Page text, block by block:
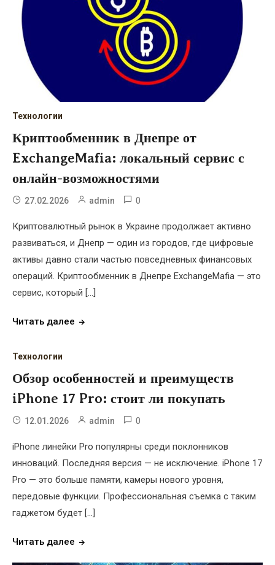
Технологии
Криптообменник в Днепре от
ExchangeMafia: локальный сервис с
онлайн-возможностями
27.02.2026 admin 0
Криптовалютный рынок в Украине продолжает активно
развиваться, и Днепр — один из городов, где цифровые
активы давно стали частью повседневных финансовых
операций. Криптообменник в Днепре ExchangeMafia — это
сервис, который […]
Читать далее
Технологии
Обзор особенностей и преимуществ
iPhone 17 Pro: стоит ли покупать
12.01.2026 admin 0
iPhone линейки Pro популярны среди поклонников
инноваций. Последняя версия — не исключение. iPhone 17
Pro — это больше памяти, камеры нового уровня,
передовые функции. Профессиональная съемка с таким
гаджетом будет […]
Читать далее